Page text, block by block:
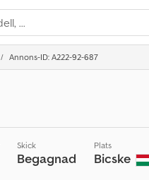
Annons-ID: A222-92-687
Skick
Begagnad
Plats
Bicske